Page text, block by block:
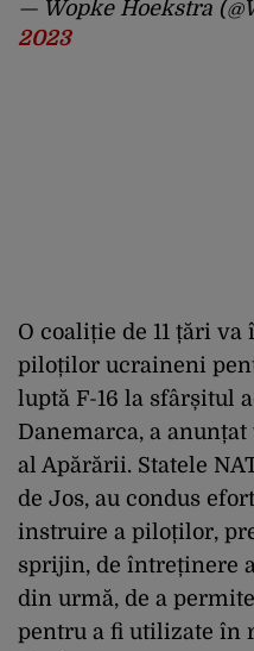
— Wopke Hoekstra
2023
O coaliție de 11 țări
piloților ucraineni
luptă F-16 la sfârșitul
Danemarca, a
al Apărării. Statele
de Jos, au condus
instruire a piloților,
sprijin, de întreținere
din urmă, de a
pentru a fi utilizate în